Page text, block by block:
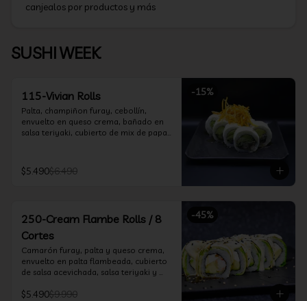
canjealos por productos y más
SUSHI WEEK
-15%
115-Vivian Rolls
Palta, champiñon furay, cebollín,
envuelto en queso crema, bañado en
salsa teriyaki, cubierto de mix de papas
$5.490$6.490
-45%
250-Cream Flambe Rolls / 8
Cortes
Camarón furay, palta y queso crema,
envuelto en palta flambeada, cubierto
de salsa acevichada, salsa teriyaki y
$5.490$9.990